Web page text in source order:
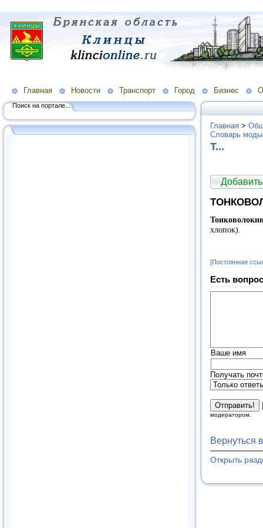
Главная Новости Транспорт Город Бизнес
Поиск на портале...
Главная >
Словарь
Т...
хлопок).
[Постоянная
Есть
Ваше имя
Получать
модератором.
Вернуться
Открыть